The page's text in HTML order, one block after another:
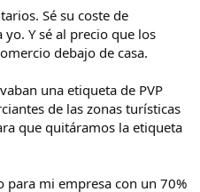
Sé su coste de
Y sé al precio que los
debajo de casa.
una etiqueta de PVP
de las zonas turísticas
que quitáramos la etiqueta
para mi empresa con un 70%